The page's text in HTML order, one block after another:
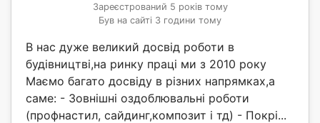
Зареєстрований 5 років тому
Був на сайті 3 години тому
В нас дуже великий досвід роботи в
будівництві,на ринку праці ми з 2010 року
Маємо багато досвіду в різних напрямках,а
саме: - Зовнішні оздоблювальні роботи
(профнастил, сайдинг,композит і тд) - Покрі...